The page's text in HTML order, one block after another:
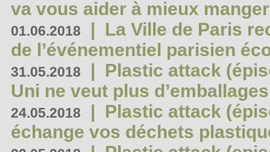
va vous aider à mieux
01.06.2018 | La Ville de Paris
de l’événementiel parisien
31.05.2018 | Plastic attack
Uni ne veut plus
24.05.2018 | Plastic attack
échange vos déchets